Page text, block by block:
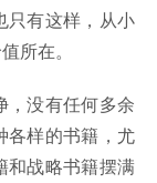
只有这样，从小
所在。
，没有任何多余
各样的书籍，尤
和战略书籍摆满